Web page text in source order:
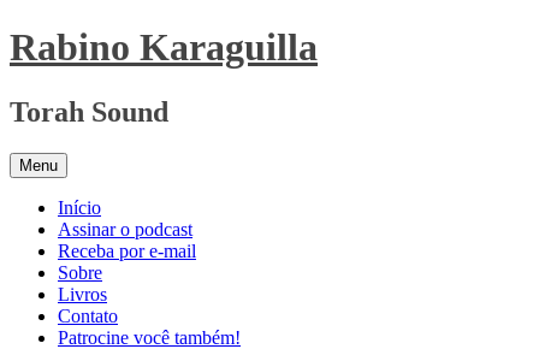
Pular
para
conteúdo
Rabino Karaguilla
Torah Sound
Menu
Início
Assinar o podcast
Receba por e-mail
Sobre
Livros
Contato
Patrocine você também!